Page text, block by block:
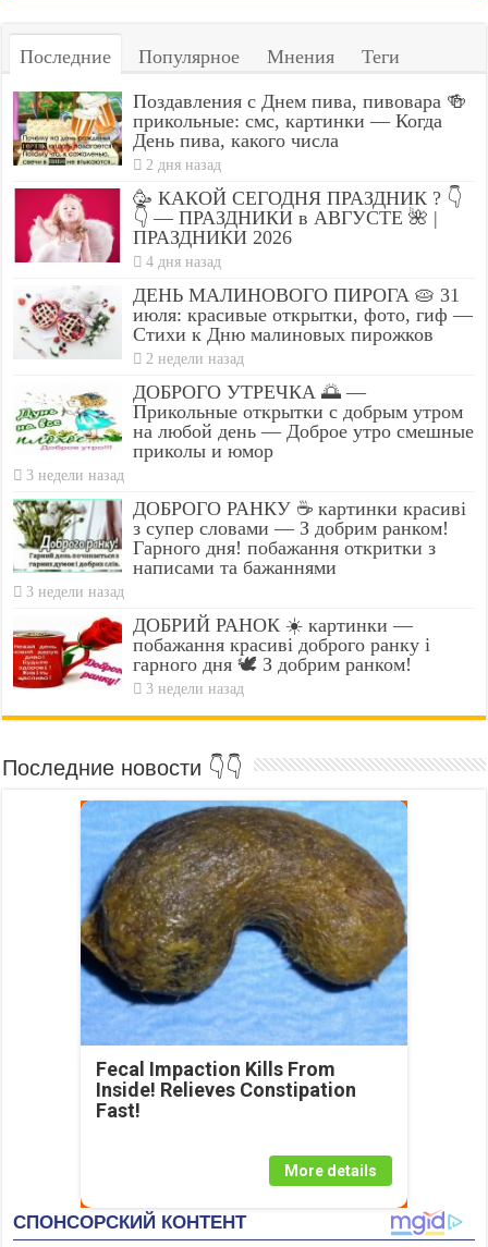
Последние Популярное Мнения Теги
Поздавления с Днем пива, пивовара 🍻
прикольные: смс, картинки — Когда
День пива, какого числа
2 дня назад
🥳 КАКОЙ СЕГОДНЯ ПРАЗДНИК ? 👇
👇 — ПРАЗДНИКИ в АВГУСТЕ 🌺 |
ПРАЗДНИКИ 2026
4 дня назад
ДЕНЬ МАЛИНОВОГО ПИРОГА 🥧 31
июля: красивые открытки, фото, гиф —
Стихи к Дню малиновых пирожков
2 недели назад
ДОБРОГО УТРЕЧКА 🌅 —
Прикольные открытки с добрым утром
на любой день — Доброе утро смешные
приколы и юмор
3 недели назад
ДОБРОГО РАНКУ ☕ картинки красиві
з супер словами — З добрим ранком!
Гарного дня! побажання откритки з
написами та бажаннями
3 недели назад
ДОБРИЙ РАНОК ☀️ картинки —
побажання красиві доброго ранку і
гарного дня 🕊️ З добрим ранком!
3 недели назад
Последние новости 👇👇
Fecal Impaction Kills From
Inside! Relieves Constipation
Fast!
More details